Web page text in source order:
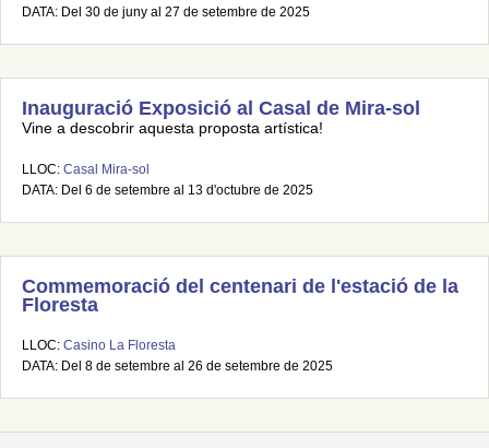
DATA: Del 30 de juny al 27 de setembre de 2025
Inauguració Exposició al Casal de Mira-sol
Vine a descobrir aquesta proposta artística!
LLOC: Casal Mira-sol
DATA: Del 6 de setembre al 13 d'octubre de 2025
Commemoració del centenari de l'estació de la
Floresta
LLOC: Casino La Floresta
DATA: Del 8 de setembre al 26 de setembre de 2025